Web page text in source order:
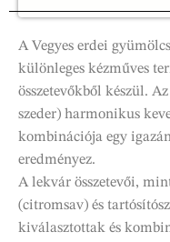
A Vegyes erdei
különleges kézműves
összetevőkből készül.
szeder) harmonikus
kombinációja egy
eredményez.
A lekvár összetevői,
(citromsav) és
kiválasztottak és